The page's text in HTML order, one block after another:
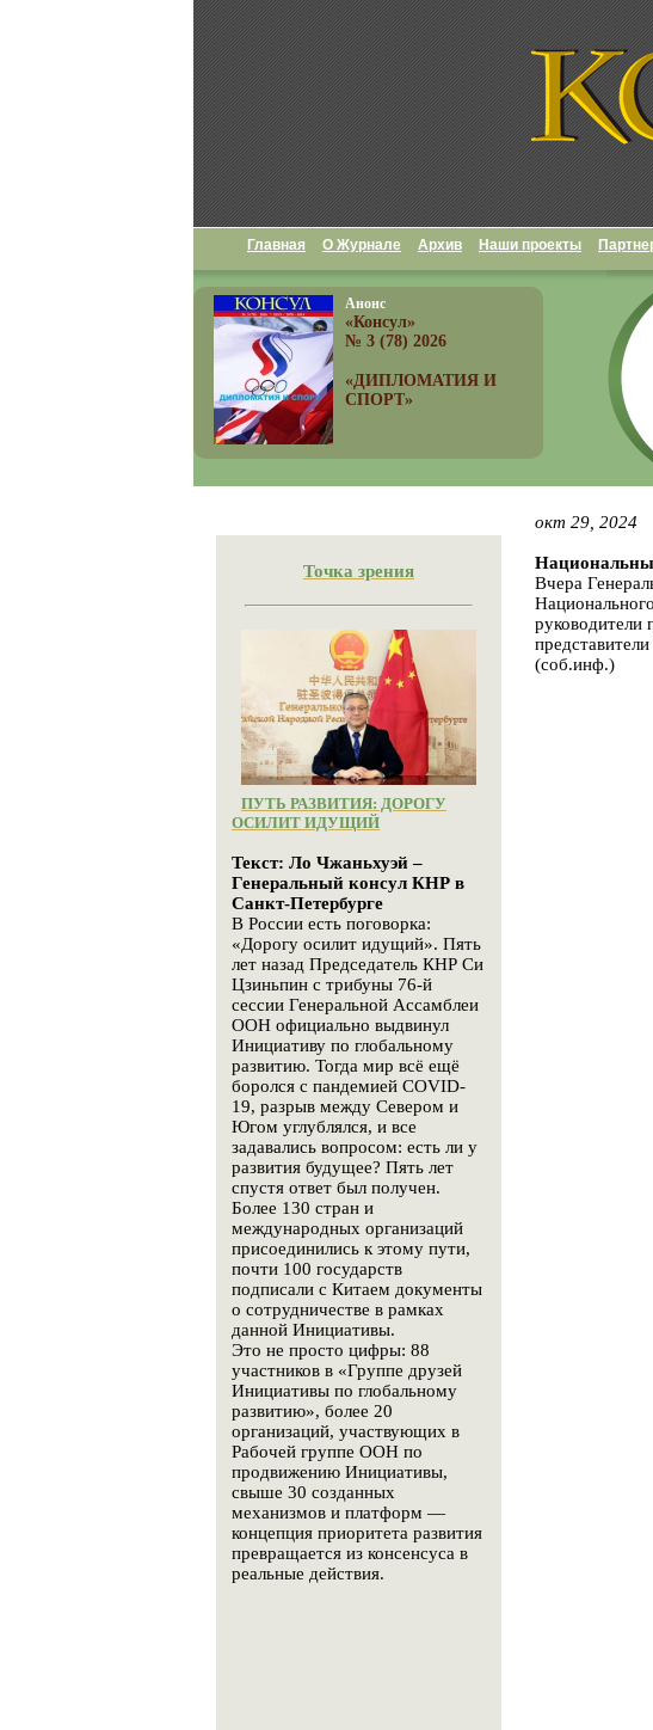
Главная О Журнале Архив Наши проекты
Анонс
«Консул»
№ 3 (78) 2026
«ДИПЛОМАТИЯ И
СПОРТ»
Точка зрения
ПУТЬ РАЗВИТИЯ: ДОРОГУ
ОСИЛИТ ИДУЩИЙ
Текст: Ло Чжаньхуэй –
Генеральный консул КНР в
Санкт-Петербурге
В России есть поговорка:
«Дорогу осилит идущий». Пять
лет назад Председатель КНР Си
Цзиньпин с трибуны 76-й
сессии Генеральной Ассамблеи
ООН официально выдвинул
Инициативу по глобальному
развитию. Тогда мир всё ещё
боролся с пандемией COVID-
19, разрыв между Севером и
Югом углублялся, и все
задавались вопросом: есть ли у
развития будущее? Пять лет
спустя ответ был получен.
Более 130 стран и
международных организаций
присоединились к этому пути,
почти 100 государств
подписали с Китаем документы
о сотрудничестве в рамках
данной Инициативы.
Это не просто цифры: 88
участников в «Группе друзей
Инициативы по глобальному
развитию», более 20
организаций, участвующих в
Рабочей группе ООН по
продвижению Инициативы,
свыше 30 созданных
механизмов и платформ —
концепция приоритета развития
превращается из консенсуса в
реальные действия.
окт 29, 2024
Вчера
руководители
(соб.инф.)